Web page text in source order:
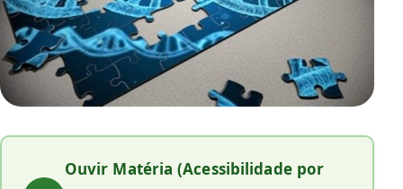
Ouvir Matéria (Acessibilidade por